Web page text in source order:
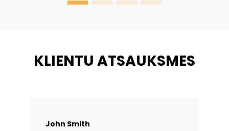
KLIENTU ATSAUKSMES
John Smith